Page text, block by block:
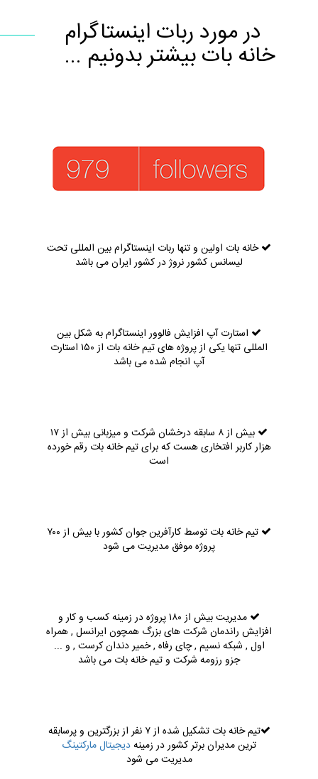
در مورد ربات اینستاگرام
خانه بات بیشتر بدونیم ...
خانه بات اولین و تنها ربات اینستاگرام بین المللی تحت
لیسانس کشور نروژ در کشور ایران می باشد
استارت آپ افزایش فالوور اینستاگرام به شکل بین
المللی تنها یکی از پروژه های تیم خانه بات از ۱۵۰ استارت
آپ انجام شده می باشد
بیش از ۸ سابقه درخشان شرکت و میزبانی بیش از ۱۷
هزار کاربر افتخاری هست که برای تیم خانه بات رقم خورده
است
تیم خانه بات توسط کارآفرین جوان کشور با بیش از ۷۰۰
پروژه موفق مدیریت می شود
مدیریت بیش از ۱۸۰ پروژه در زمینه کسب و کار و
افزایش راندمان شرکت های بزرگ همچون ایرانسل , همراه
اول , شبکه نسیم , چای رفاه , خمیر دندان کرست , و ...
جزو رزومه شرکت و تیم خانه بات می باشد
تیم خانه بات تشکیل شده از ۷ نفر از بزرگترین و پرسابقه
ترین مدیران برتر کشور در زمینهدیجیتال مارکتینگ
مدیریت می شود